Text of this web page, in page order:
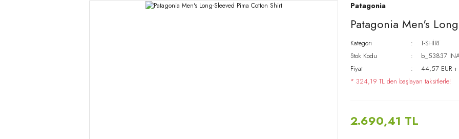
Patagonia
Patagonia Men's
Kategori
T-SHİRT
Stok Kodu
b_53837
Fiyat
44,57 EUR +
* 324,19 TL den başlayan taksitlerle!
2.690,41 TL